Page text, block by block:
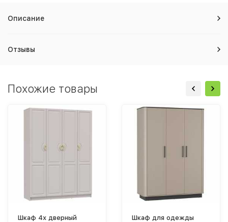
Описание
Отзывы
Похожие товары
Шкаф 4х дверный
Шкаф для одежды